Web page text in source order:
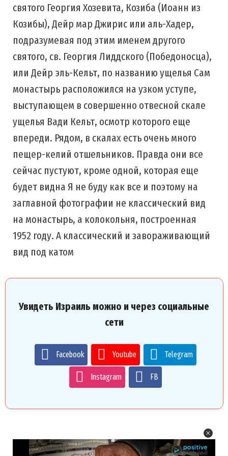
святого Георгия Хозевита, Козиба (Иоанн из
Козибы), Дейр мар Джирис или аль-Хадер,
подразумевая под этим именем другого
святого, св. Георгия Лиддского (Победоносца),
или Дейр эль-Кельт, по названию ущелья Сам
монастырь расположился на узком уступе,
выступающем в совершенно отвесной скале
ущелья Вади Кельт, осмотр которого еще
впереди. Рядом, в скалах есть очень много
пещер-келий отшельников. Правда они все
сейчас пустуют, кроме одной, которая еще
будет видна Я не буду как все и поэтому на
заглавной фотографии не классический вид
на монастырь, а колокольня, построенная
1952 году. А классический и завораживающий
вид под катом
Увидеть Израиль можно и через социальные
сети
Facebook Youtube Telegram
Instagram FB